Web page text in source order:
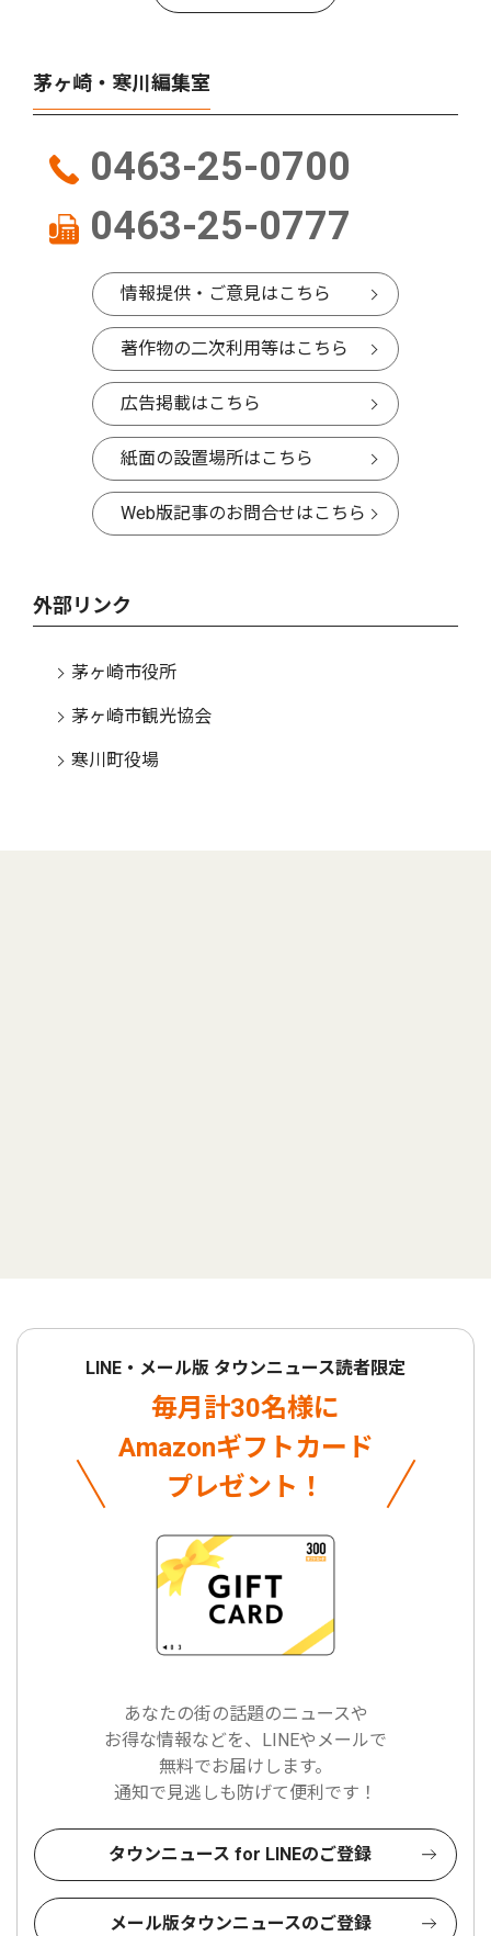
茅ヶ崎・寒川編集室
0463-25-0700
0463-25-0777
情報提供・ご意見はこちら
著作物の二次利用等はこちら
広告掲載はこちら
紙面の設置場所はこちら
Web版記事のお問合せはこちら
外部リンク
茅ヶ崎市役所
茅ヶ崎市観光協会
寒川町役場
LINE・メール版 タウンニュース読者限定
毎月計30名様に
Amazonギフトカード
プレゼント！
あなたの街の話題のニュースや
お得な情報などを、LINEやメールで
無料でお届けします。
通知で見逃しも防げて便利です！
タウンニュース for LINEのご登録
メール版タウンニュースのご登録